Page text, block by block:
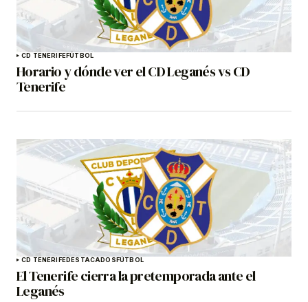
CD TENERIFEFÚTBOL
Horario y dónde ver el CD Leganés vs CD
Tenerife
CD TENERIFEDESTACADOSFÚTBOL
El Tenerife cierra la pretemporada ante el
Leganés